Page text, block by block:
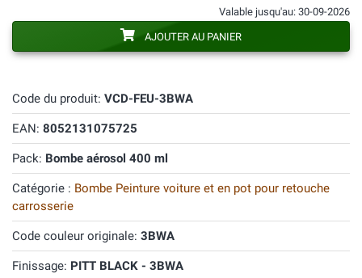
Code du produit: VCD-FEU-3BWA
EAN: 8052131075725
Pack: Bombe aérosol 400 ml
Catégorie : Bombe Peinture voiture et en pot pour retouche
carrosserie
Code couleur originale: 3BWA
Finissage: PITT BLACK - 3BWA
Valable jusqu'au: 30-09-2026
AJOUTER AU PANIER